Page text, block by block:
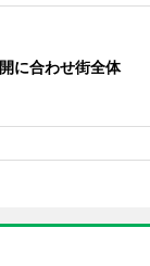
に合わせ街全体